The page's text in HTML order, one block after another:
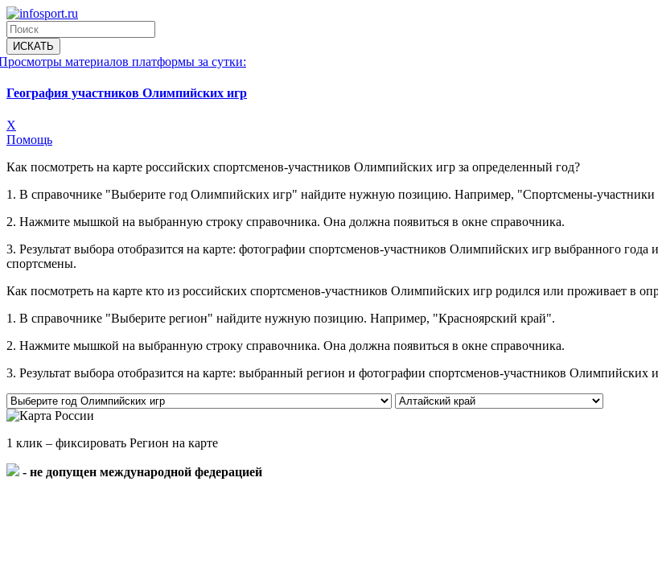
материалов платформы за сутки:
География участников Олимпийских игр
X
Помощь
Как посмотреть на карте российских спортсменов-участников Олимпийских игр за определенный год?
1. В справочнике "Выберите год Олимпийских игр" найдите нужную позицию. Например, "Спортсмены-
2. Нажмите мышкой на выбранную строку справочника. Она должна появиться в окне справочника.
3. Результат выбора отобразится на карте: фотографии спортсменов-участников Олимпийских игр выбранного
спортсмены.
Как посмотреть на карте кто из российских спортсменов-участников Олимпийских игр родился или проживает в
1. В справочнике "Выберите регион" найдите нужную позицию. Например, "Красноярский край".
2. Нажмите мышкой на выбранную строку справочника. Она должна появиться в окне справочника.
3. Результат выбора отобразится на карте: выбранный регион и фотографии спортсменов-участников
1 клик – фиксировать Регион на карте
- не допущен международной федерацией